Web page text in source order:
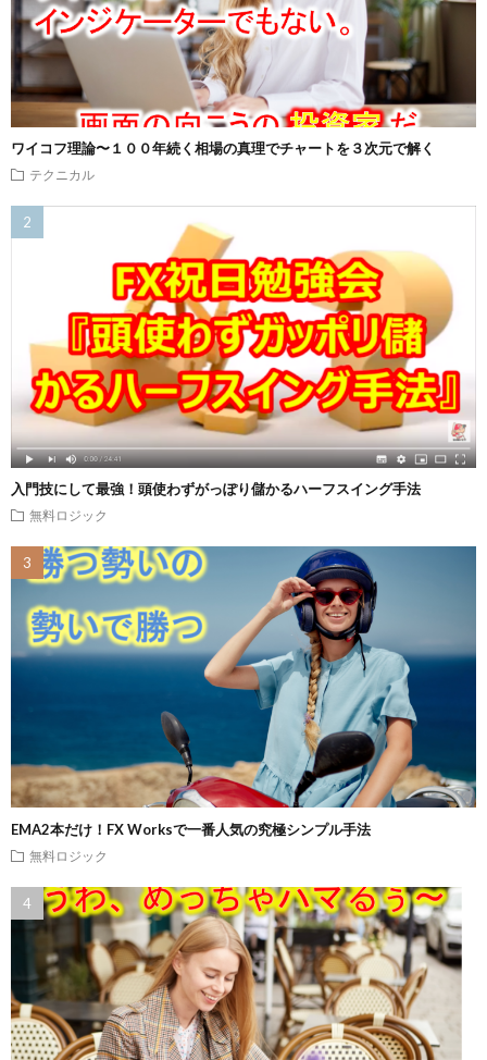
ワイコフ理論〜１００年続く相場の真理でチャートを３次元で解く
テクニカル
入門技にして最強！頭使わずがっぽり儲かるハーフスイング手法
無料ロジック
EMA2本だけ！FX Worksで一番人気の究極シンプル手法
無料ロジック